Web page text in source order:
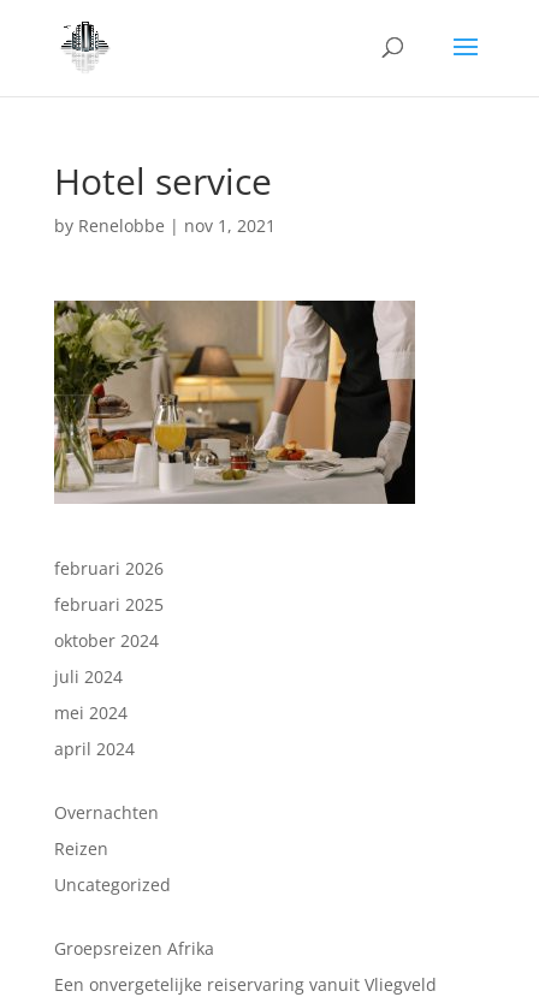
Hotel service
by Renelobbe | nov 1, 2021
februari 2026
februari 2025
oktober 2024
juli 2024
mei 2024
april 2024
Overnachten
Reizen
Uncategorized
Groepsreizen Afrika
Een onvergetelijke reiservaring vanuit Vliegveld